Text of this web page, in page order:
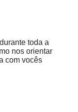
toda a
nos orientar
com vocês